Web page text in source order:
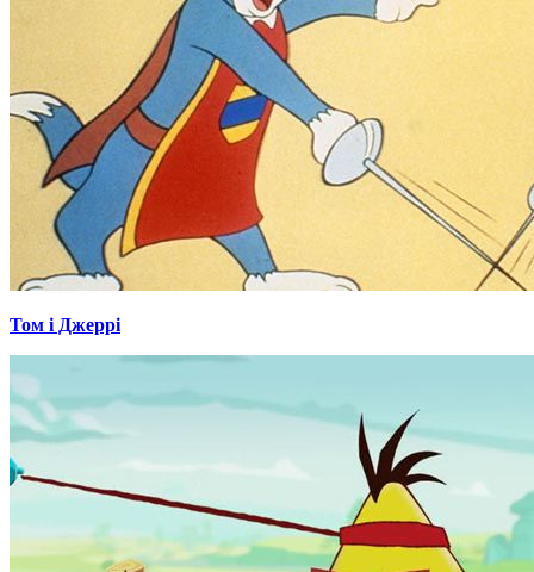
Том і Джеррі